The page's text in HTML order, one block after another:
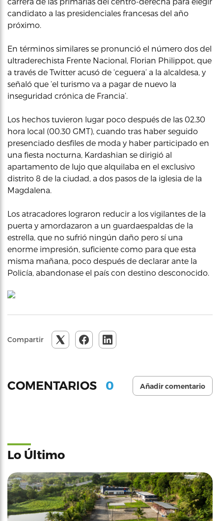
candidato a las presidenciales francesas del año
próximo.
En términos similares se pronunció el número dos del
ultraderechista Frente Nacional, Florian Philippot, que
a través de Twitter acusó de ‘ceguera’ a la alcaldesa, y
señaló que ‘el turismo va a pagar de nuevo la
inseguridad crónica de Francia’.
Los hechos tuvieron lugar poco después de las 02.30
hora local (00.30 GMT), cuando tras haber seguido
presenciado desfiles de moda y haber participado en
una fiesta nocturna, Kardashian se dirigió al
apartamento de lujo que alquilaba en el exclusivo
distrito 8 de la ciudad, a dos pasos de la iglesia de la
Magdalena.
Los atracadores lograron reducir a los vigilantes de la
puerta y amordazaron a un guardaespaldas de la
estrella, que no sufrió ningún daño pero sí una
enorme impresión, suficiente como para que esta
misma mañana, poco después de declarar ante la
Policía, abandonase el país con destino desconocido.
Compartir
COMENTARIOS 0 Añadir comentario
Lo Último